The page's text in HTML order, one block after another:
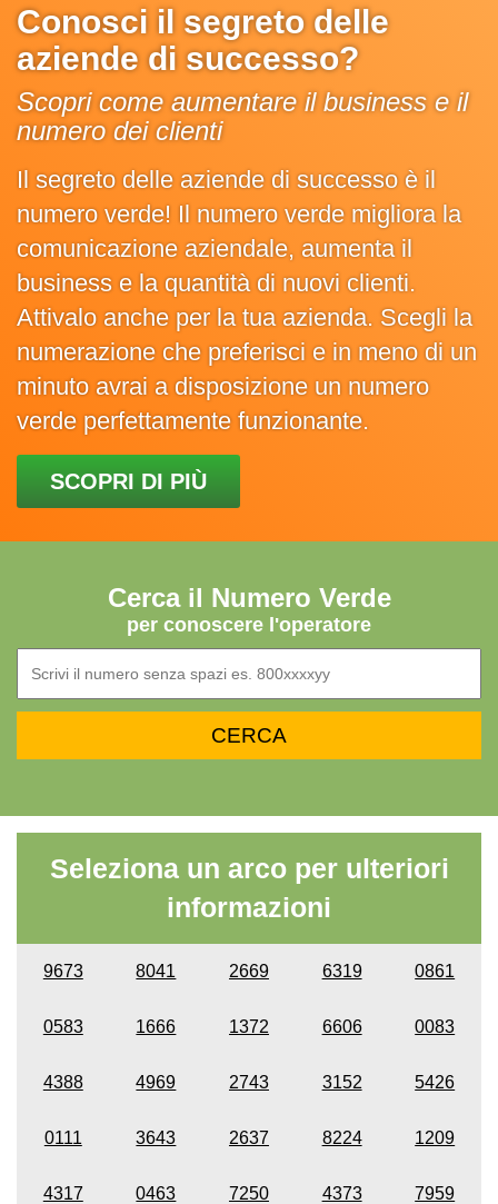
Conosci il segreto delle
aziende di successo?
Scopri come aumentare il business e il
numero dei clienti
Il segreto delle aziende di successo è il
numero verde! Il numero verde migliora la
comunicazione aziendale, aumenta il
business e la quantità di nuovi clienti.
Attivalo anche per la tua azienda. Scegli la
numerazione che preferisci e in meno di un
minuto avrai a disposizione un numero
verde perfettamente funzionante.
SCOPRI DI PIÙ
Cerca il Numero Verde
per conoscere l'operatore
Seleziona un arco per ulteriori
informazioni
9673 8041 2669 6319 0861
0583 1666 1372 6606 0083
4388 4969 2743 3152 5426
0111 3643 2637 8224 1209
4317 0463 7250 4373 7959